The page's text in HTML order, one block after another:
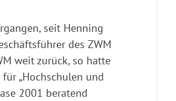
seit Henning
des ZWM
weit zurück, so hatte
„Hochschulen und
2001 beratend